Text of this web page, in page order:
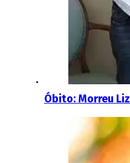
Óbito: Morreu